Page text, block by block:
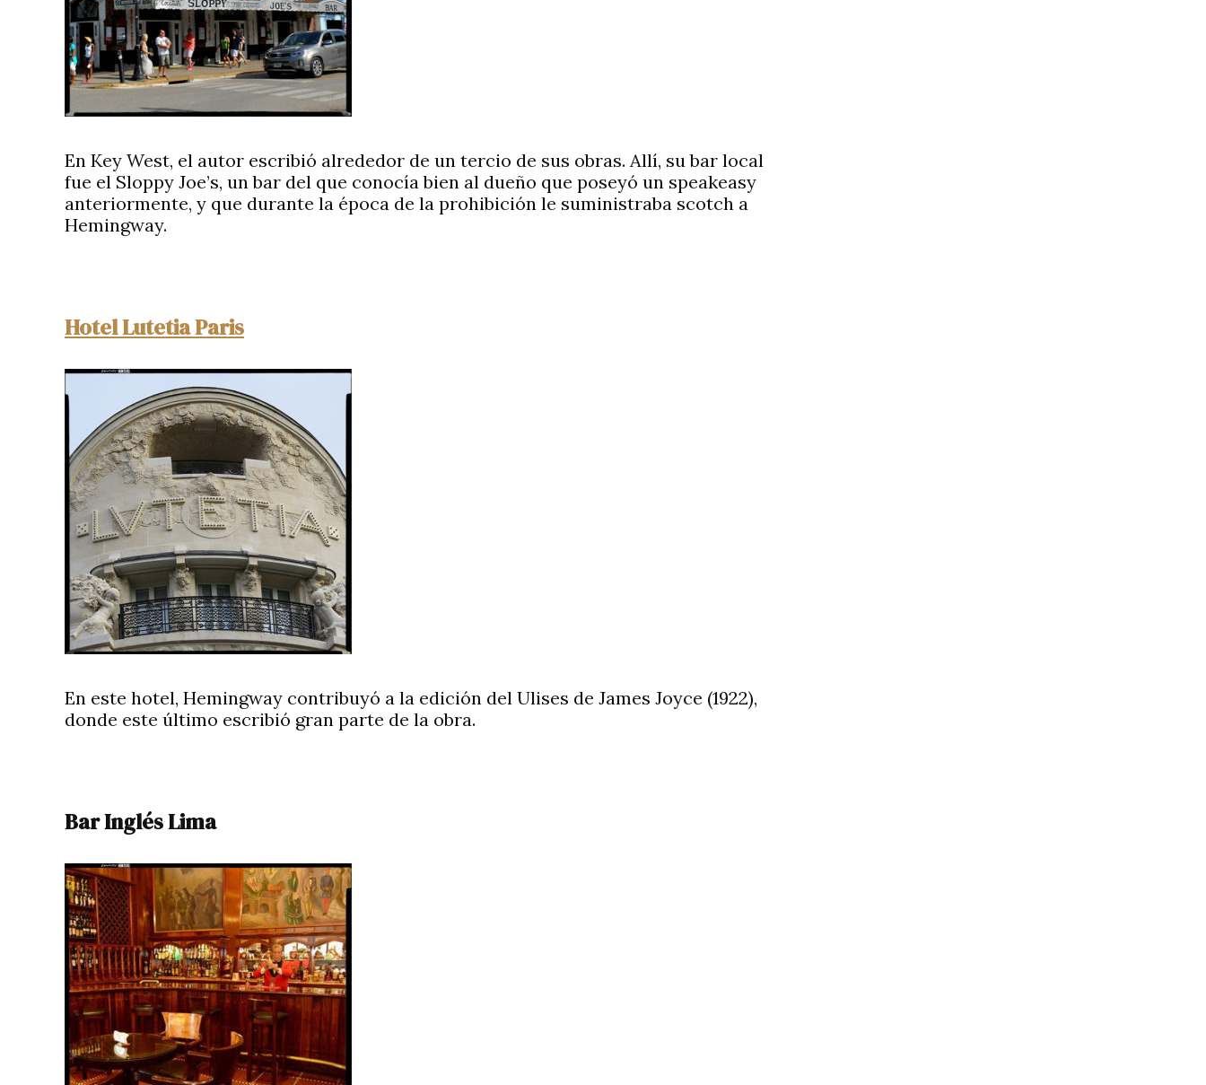
En Key West, el autor escribió alrededor de un tercio de sus obras. Allí, su bar local
fue el Sloppy Joe’s, un bar del que conocía bien al dueño que poseyó un speakeasy
anteriormente, y que durante la época de la prohibición le suministraba scotch a
Hemingway.
Hotel Lutetia Paris
En este hotel, Hemingway contribuyó a la edición del Ulises de James Joyce (1922),
donde este último escribió gran parte de la obra.
Bar Inglés Lima